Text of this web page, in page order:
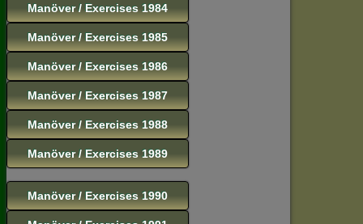
Manöver / Exercises 1984
Manöver / Exercises 1985
Manöver / Exercises 1986
Manöver / Exercises 1987
Manöver / Exercises 1988
Manöver / Exercises 1989
Manöver / Exercises 1990